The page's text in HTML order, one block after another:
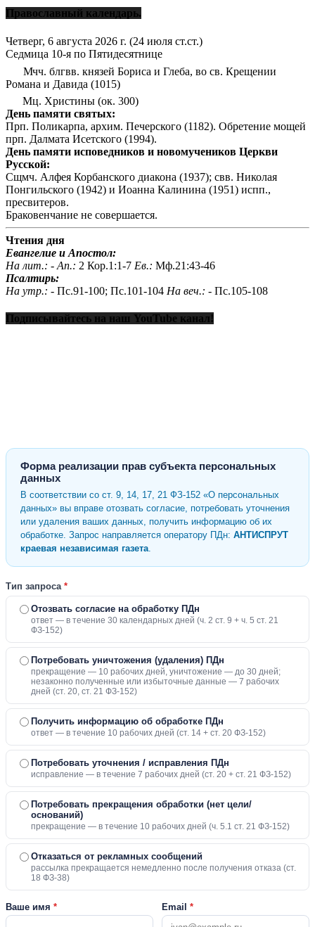
Православный календарь.
Четверг, 6 августа 2026 г. (24 июля ст.ст.)
Седмица 10-я по Пятидесятнице
Мчч. блгвв. князей Бориса и Глеба, во св. Крещении
Романа и Давида (1015)
Мц. Христины (ок. 300)
День памяти святых:
Прп. Поликарпа, архим. Печерского (1182). Обретение мощей
прп. Далмата Исетского (1994).
День памяти исповедников и новомучеников Церкви
Русской:
Сщмч. Алфея Корбанского диакона (1937); свв. Николая
Понгильского (1942) и Иоанна Калинина (1951) испп.,
пресвитеров.
Браковенчание не совершается.
Чтения дня
Евангелие и Апостол:
На лит.: - Ап.: 2 Кор.1:1-7 Ев.: Мф.21:43-46
Псалтирь:
На утр.: - Пс.91-100; Пс.101-104 На веч.: - Пс.105-108
Подписывайтесь на наш YouTube канал!
Форма реализации прав субъекта персональных
данных
В соответствии со ст. 9, 14, 17, 21 ФЗ-152 «О персональных
данных» вы вправе отозвать согласие, потребовать уточнения
или удаления ваших данных, получить информацию об их
обработке. Запрос направляется оператору ПДн: АНТИСПРУТ
краевая независимая газета.
Тип запроса *
Отозвать согласие на обработку ПДн
ответ — в течение 30 календарных дней (ч. 2 ст. 9 + ч. 5 ст. 21
ФЗ-152)
Потребовать уничтожения (удаления) ПДн
прекращение — 10 рабочих дней, уничтожение — до 30 дней;
незаконно полученные или избыточные данные — 7 рабочих
дней (ст. 20, ст. 21 ФЗ-152)
Получить информацию об обработке ПДн
ответ — в течение 10 рабочих дней (ст. 14 + ст. 20 ФЗ-152)
Потребовать уточнения / исправления ПДн
исправление — в течение 7 рабочих дней (ст. 20 + ст. 21 ФЗ-152)
Потребовать прекращения обработки (нет цели/
оснований)
прекращение — в течение 10 рабочих дней (ч. 5.1 ст. 21 ФЗ-152)
Отказаться от рекламных сообщений
рассылка прекращается немедленно после получения отказа (ст.
18 ФЗ-38)
Ваше имя * Email *